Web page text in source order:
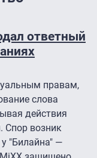
ответный
правам,
слова
действия
Спор возник
"Билайна" —